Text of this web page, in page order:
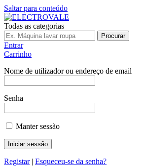
Saltar para conteúdo
Todas as categorias
Procurar
Entrar
Carrinho
Nome de utilizador ou endereço de email
Senha
Manter sessão
Registar| Esqueceu-se da senha?